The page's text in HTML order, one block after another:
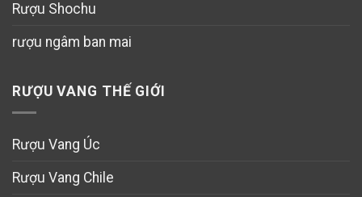
Rượu Shochu
rượu ngâm ban mai
RƯỢU VANG THẾ GIỚI
Rượu Vang Úc
Rượu Vang Chile